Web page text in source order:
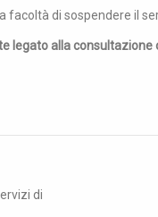
facoltà di sospendere il
legato alla
di